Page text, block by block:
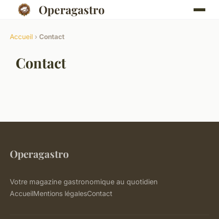
Operagastro
Accueil › Contact
Contact
Operagastro
Votre magazine gastronomique au quotidien
AccueilMentions légalesContact